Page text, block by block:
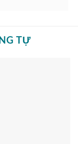
TỰ